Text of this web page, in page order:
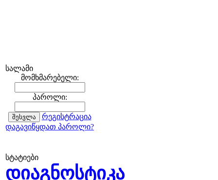
სალამი
მომხმარებელი:
პაროლი:
რეგისტრაცია
დაგავიწყდათ პაროლი?
სტატიები
დიაგნოსტიკა